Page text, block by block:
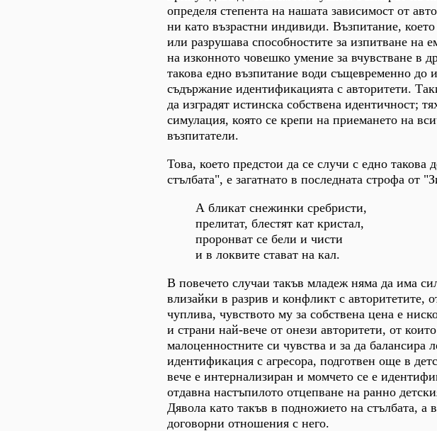
определя степента на нашата зависимост от
ни като възрастни индивиди. Възпитание,
или разрушава способностите за изпитване на
на изконното човешко умение за вчувстване в
такова едно възпитание води същевременно до
съдържание идентификацията с авторитети.
да изградят истинска собствена идентичност;
симулация, която се крепи на приемането на
възпитатели.
Това, което предстои да се случи с едно
стълбата", е загатнато в последната строфа от
А бликат снежинки сребристи,
прелитат, блестят кат кристал,
проронват се бели и чисти
и в локвите стават на кал.
В повечето случаи такъв младеж няма да има
влизайки в разрив и конфликт с авторитетите,
чуплива, чувството му за собствена цена е
и страни най-вече от онези авторитети, от
малоценностните си чувства и за да балансира
идентификация с агресора, подготвен още в
вече е интернализиран и момчето се е
отдавна настъпилото отцепване на ранно
Дявола като такъв в подножието на стълбата,
договорни отношения с него.